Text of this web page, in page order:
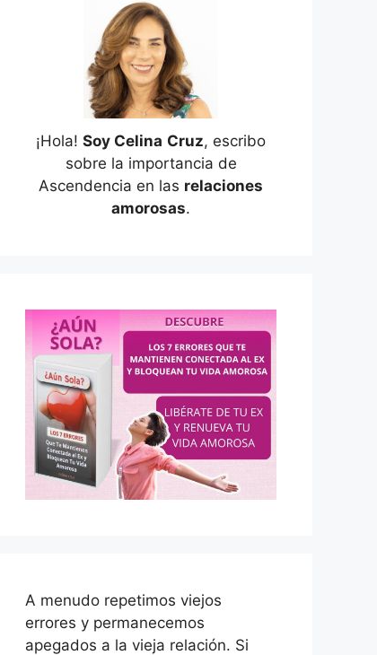
¡Hola! Soy Celina Cruz, escribo
sobre la importancia de
Ascendencia en las relaciones
amorosas.
A menudo repetimos viejos
errores y permanecemos
apegados a la vieja relación. Si